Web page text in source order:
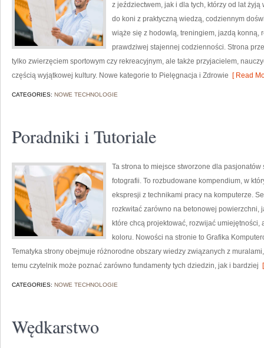
z jeździectwem, jak i dla tych, którzy od lat żyją
do koni z praktyczną wiedzą, codziennym
wiąże się z hodowlą, treningiem, jazdą konną,
prawdziwej stajennej codzienności. Strona
tylko zwierzęciem sportowym czy rekreacyjnym, ale także przyjacielem,
częścią wyjątkowej kultury. Nowe kategorie to Pielęgnacja i Zdrowie [ Read
CATEGORIES: NOWE TECHNOLOGIE
Poradniki i Tutoriale
Ta strona to miejsce stworzone dla
fotografii. To rozbudowane kompendium, w
ekspresji z technikami pracy na komputerze.
rozkwitać zarówno na betonowej powierzchni,
które chcą projektować, rozwijać umiejętności,
koloru. Nowości na stronie to Grafika
Tematyka strony obejmuje różnorodne obszary wiedzy związanych z
temu czytelnik może poznać zarówno fundamenty tych dziedzin, jak i bardziej
CATEGORIES: NOWE TECHNOLOGIE
Wędkarstwo